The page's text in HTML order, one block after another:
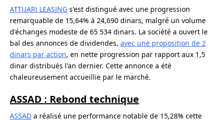
ATTIJARI LEASING s'est distingué avec une progression
remarquable de 15,64% à 24,690 dinars, malgré un volume
d'échanges modeste de 65 534 dinars. La société a ouvert le
bal des annonces de dividendes, avec une proposition de 2
dinars par action, en nette progression par rapport aux 1,5
dinar distribués l'an dernier. Cette annonce a été
chaleureusement accueillie par le marché.
ASSAD : Rebond technique
ASSAD a réalisé une performance notable de 15,28% cette